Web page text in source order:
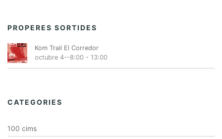
PROPERES SORTIDES
Kom Trail El Corredor
octubre 4--8:00 - 13:00
CATEGORIES
100 cims